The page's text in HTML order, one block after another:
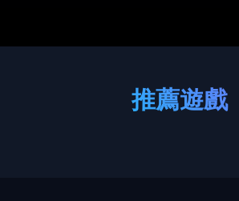
推薦遊戲